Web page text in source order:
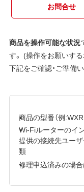
お問合せ
商品を操作可能な状況
す。 (操作をお願いす
下記をご確認・ご準備
商品の型番（例
Wi-Fiルーターのイ
提供の接続先ユー
類
修理申込済みの場合